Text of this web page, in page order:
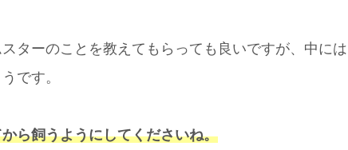
ターのことを教えてもらっても良いですが、中には
です。
ら飼うようにしてくださいね。